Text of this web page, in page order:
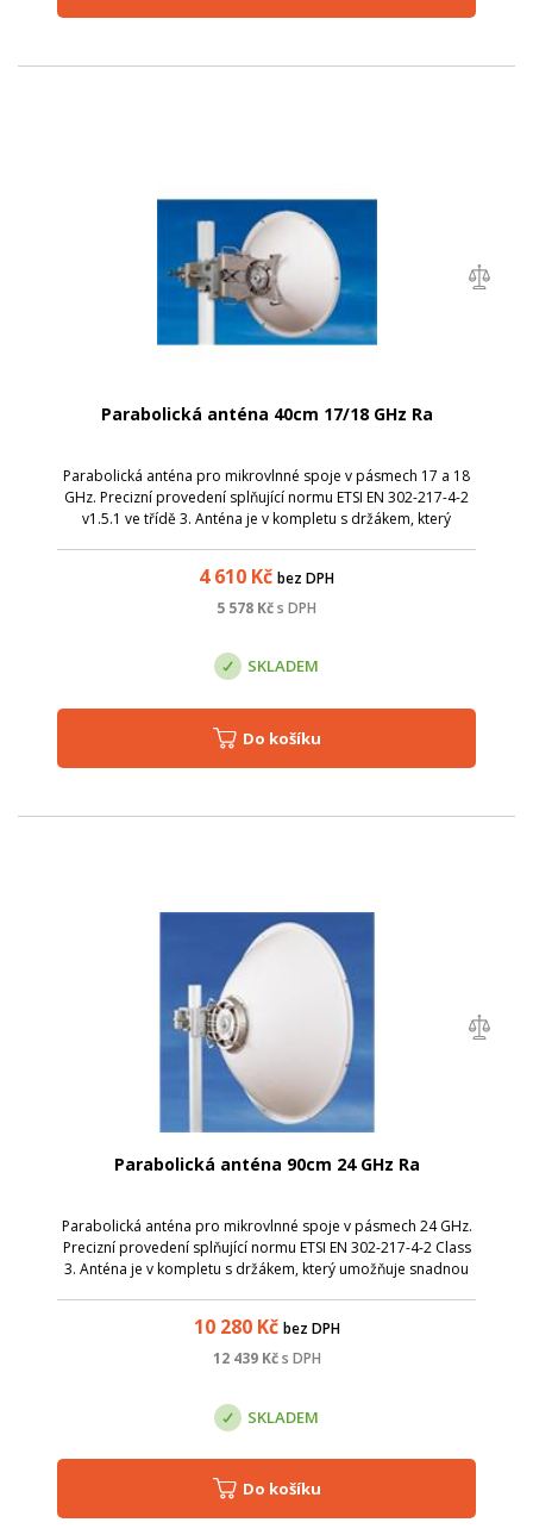
Parabolická anténa 40cm 17/18 GHz Ra
Parabolická anténa pro mikrovlnné spoje v pásmech 17 a 18
GHz. Precizní provedení splňující normu ETSI EN 302-217-4-2
v1.5.1 ve třídě 3. Anténa je v kompletu s držákem, který
4 610 Kč bez DPH
5 578 Kčs DPH
SKLADEM
Do košíku
Parabolická anténa 90cm 24 GHz Ra
Parabolická anténa pro mikrovlnné spoje v pásmech 24 GHz.
Precizní provedení splňující normu ETSI EN 302-217-4-2 Class
3. Anténa je v kompletu s držákem, který umožňuje snadnou
10 280Kč bez DPH
12 439Kč s DPH
SKLADEM
Do košíku